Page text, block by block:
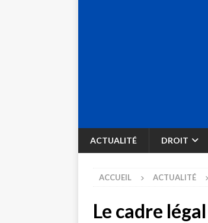
ACTUALITÉ DROIT
ACCUEIL ACTUALITÉ
Le cadre